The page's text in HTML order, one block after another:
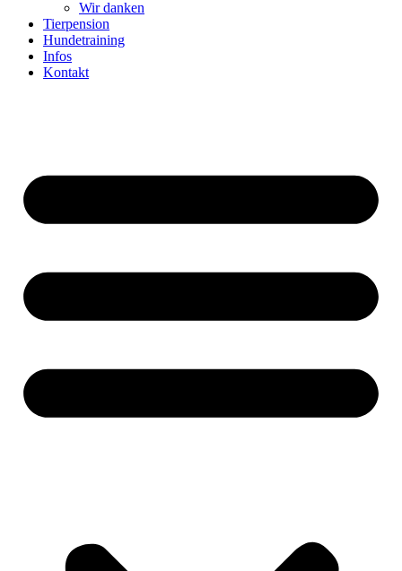
Wir danken
Tierpension
Hundetraining
Infos
Kontakt